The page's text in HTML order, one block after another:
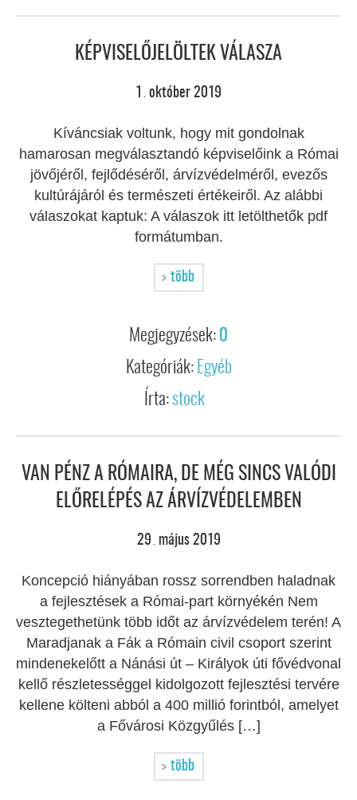
KÉPVISELŐJELÖLTEK VÁLASZA
. október 2019
Kíváncsiak voltunk, hogy mit gondolnak
hamarosan megválasztandó képviselőink a Római
jövőjéről, fejlődéséről, árvízvédelméről, evezős
kultúrájáról és természeti értékeiről. Az alábbi
válaszokat kaptuk: A válaszok itt letölthetők pdf
formátumban.
több
Megjegyzések: 0
Kategóriák: Egyéb
Írta:stock
VAN PÉNZ A RÓMAIRA, DE MÉG SINCS VALÓDI
ELŐRELÉPÉS AZ ÁRVÍZVÉDELEMBEN
29 . május 2019
Koncepció hiányában rossz sorrendben haladnak
a fejlesztések a Római-part környékén Nem
vesztegethetünk több időt az árvízvédelem terén! A
Maradjanak a Fák a Rómain civil csoport szerint
mindenekelőtt a Nánási út – Királyok úti fővédvonal
kellő részletességgel kidolgozott fejlesztési tervére
kellene költeni abból a 400 millió forintból, amelyet
a Fővárosi Közgyűlés […]
több